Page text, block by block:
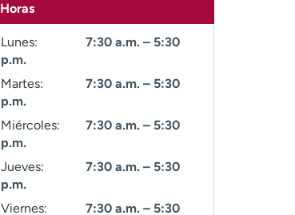
Horas
Lunes:
7:30 a.m. – 5:30
p.m.
Martes:
7:30 a.m. – 5:30
p.m.
Miércoles:
7:30 a.m. – 5:30
p.m.
Jueves:
7:30 a.m. – 5:30
p.m.
Viernes:
7:30 a.m. – 5:30